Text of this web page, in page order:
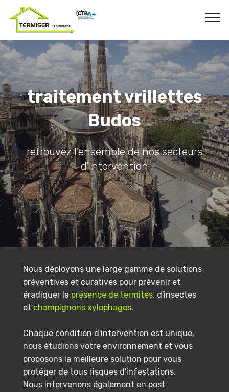
traitement vrillettes
Budos
retrouvez l'ensemble de nos secteurs
d'intervention
Nous déployons une large gamme de solutions
préventives et curatives pour prévenir et
éradiquer la présence de termites, d'insectes
et champignons xylophages.
Chaque condition d'intervention est unique,
nous étudions votre environnement et vous
proposons la meilleure solution pour vous
protéger de tous risques d'infestations.
Nous intervenons également en post